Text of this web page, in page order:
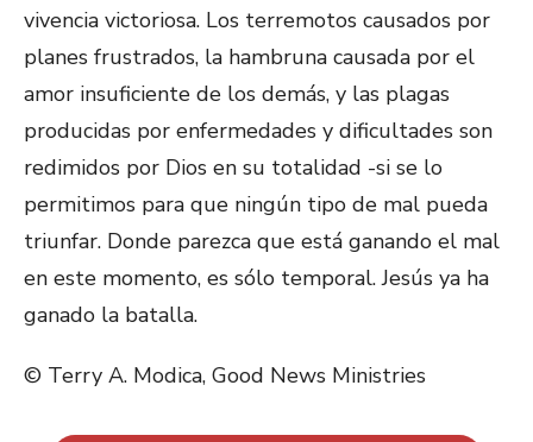
vivencia victoriosa. Los terremotos causados por
planes frustrados, la hambruna causada por el
amor insuficiente de los demás, y las plagas
producidas por enfermedades y dificultades son
redimidos por Dios en su totalidad -si se lo
permitimos para que ningún tipo de mal pueda
triunfar. Donde parezca que está ganando el mal
en este momento, es sólo temporal. Jesús ya ha
ganado la batalla.
© Terry A. Modica, Good News Ministries